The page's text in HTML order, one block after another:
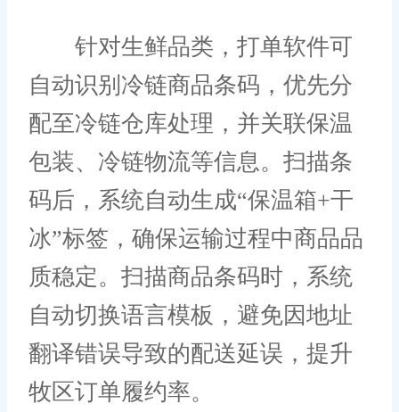
针对生鲜品类，打单软件可
自动识别冷链商品条码，优先分
配至冷链仓库处理，并关联保温
包装、冷链物流等信息。扫描条
码后，系统自动生成“保温箱+干
冰”标签，确保运输过程中商品品
质稳定。扫描商品条码时，系统
自动切换语言模板，避免因地址
翻译错误导致的配送延误，提升
牧区订单履约率。